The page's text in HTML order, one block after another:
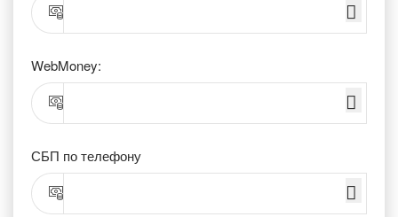
WebMoney:
СБП по телефону